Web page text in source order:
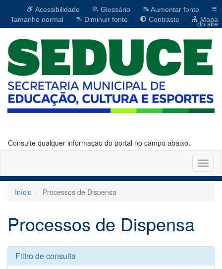
Acessibilidade Glossário
Aumentar fonte
Tamanho normal
Diminuir fonte Contraste Mapa
do site
Consulte qualquer informação do portal no campo abaixo.
Início
Processos de Dispensa
Processos de Dispensa
Filtro de consulta